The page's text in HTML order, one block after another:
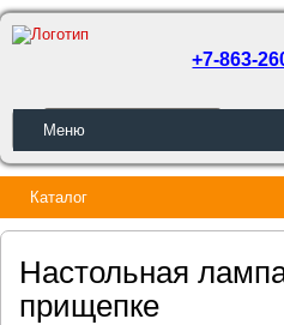
ОБРАТНЫЙ ЗВОНОК
+7-863-
Меню
Каталог
Настольная
прищепке